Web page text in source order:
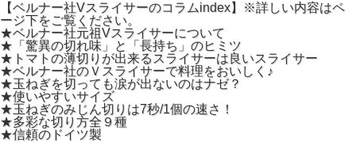
【ベルナー社Vスライサーのコラムindex】※詳しい内容はペ
ージ下をご覧ください。
★ベルナー社元祖Vスライサーについて
★「驚異の切れ味」と「長持ち」のヒミツ
★トマトの薄切りが出来るスライサーは良いスライサー
★ベルナー社のＶスライサーで料理をおいしく♪
★玉ねぎを切っても涙が出ないのはナゼ？
★使いやすいサイズ
★玉ねぎのみじん切りは7秒/1個の速さ！
★多彩な切り方全９種
★信頼のドイツ製